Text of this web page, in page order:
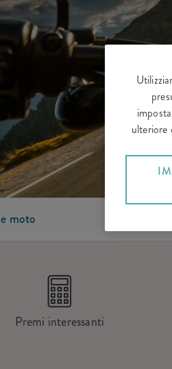
moto
Premi interessanti
ulteriore